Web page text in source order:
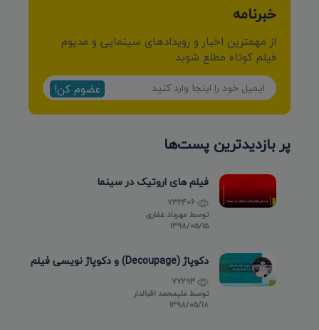
خبرنامه
از مهمترین اخبار و رویدادهای سینمایی و مدیوم
فیلم کوتاه مطلع شوید:
عضوم کن!
پر بازدیدترین پست‌ها
فیلم های اروتیک در سینما
توسط مهرداد غفاری
۱۳۹۸/۰۵/۱۵
دکوپاژ (Decoupage) و دکوپاژ نویسی فیلم
توسطعلیمحمد اقبالدار
۱۳۹۸/۰۵/۱۸